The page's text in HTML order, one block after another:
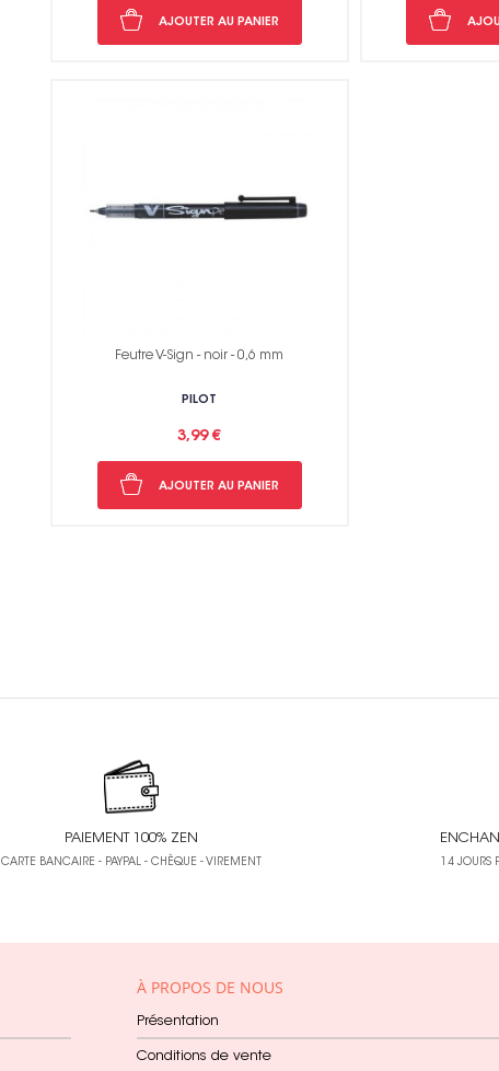
AJOUTER AU PANIER
Feutre V-Sign - noir - 0,6 mm
PILOT
3,99 €
AJOUTER AU PANIER
PAIEMENT 100% ZEN
CARTE BANCAIRE - PAYPAL - CHÈQUE - VIREMENT 14 JOURS
À PROPOS DE NOUS
Présentation
Conditions de vente